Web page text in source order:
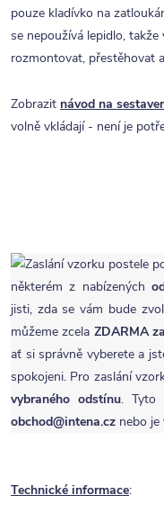
pouze kladívko na
se nepoužívá lepidlo,
rozmontovat, přestěhovat
Zobrazit návod na
volně vkládají - není je
některém z nabízených
jisti, zda se vám bude
můžeme zcela ZDARMA
ať si správně vyberete a
spokojeni. Pro zaslání
vybraného odstínu. Tyto
obchod@intena.cz nebo
Technické informace: